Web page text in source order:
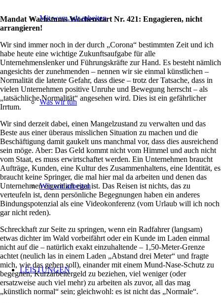
Mit wem wir arbeiten
Was wir tun
Wie wir arbeiten
LEISTUNGEN
Mandat Wachstums-Wochenstart Nr. 421: Engagieren, nicht
arrangieren!
Wir sind immer noch in der durch „Corona“ bestimmten Zeit und ich
habe heute eine wichtige Zukunftsaufgabe für alle
Unternehmenslenker und Führungskräfte zur Hand. Es besteht nämlich
angesichts der zunehmenden – nennen wir sie einmal künstlichen –
Normalität die latente Gefahr, dass diese – trotz der Tatsache, dass in
vielen Unternehmen positive Unruhe und Bewegung herrscht – als
„tatsächliche Normalität“ angesehen wird. Dies ist ein gefährlicher
Irrtum.
Wir sind derzeit dabei, einen Mangelzustand zu verwalten und das
Beste aus einer überaus misslichen Situation zu machen und die
Beschäftigung damit gaukelt uns manchmal vor, dass dies ausreichend
sein möge. Aber: Das Geld kommt nicht vom Himmel und auch nicht
vom Staat, es muss erwirtschaftet werden. Ein Unternehmen braucht
Aufträge, Kunden, eine Kultur des Zusammenhaltens, eine Identität, es
braucht keine Springer, die mal hier mal da arbeiten und denen das
Unternehmen eigentlich egal ist. Das Reisen ist nichts, das zu
verteufeln ist, denn persönliche Begegnungen haben ein anderes
Bindungspotenzial als eine Videokonferenz (vom Urlaub will ich noch
gar nicht reden).
Schreckhaft zur Seite zu springen, wenn ein Radfahrer (langsam)
etwas dichter im Wald vorbeifährt oder ein Kunde im Laden einmal
nicht auf die – natürlich exakt einzuhaltende – 1,50-Meter-Grenze
achtet (neulich las in einem Laden „Abstand drei Meter“ und fragte
mich, wie das gehen soll), einander mit einem Mund-Nase-Schutz zu
begegnen, Kurzarbeitergeld zu beziehen, viel weniger (oder
ersatzweise auch viel mehr) zu arbeiten als zuvor, all das mag
„künstlich normal“ sein; gleichwohl: es ist nicht das „Normale“.